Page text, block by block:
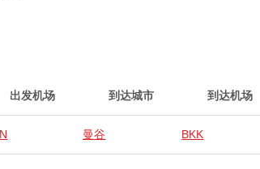
出发机场 到达城市 到达机场
曼谷 BKK